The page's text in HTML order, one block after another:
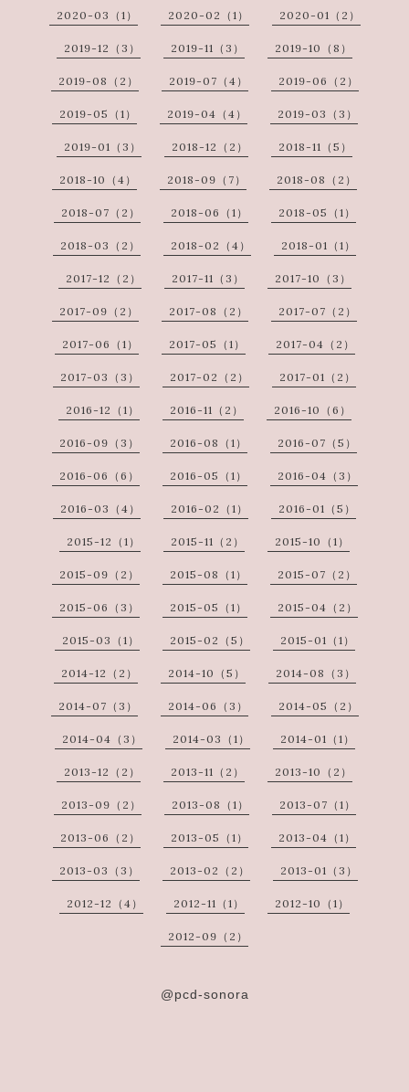
2020-03（1） 2020-02（1） 2020-01（2）
2019-12（3） 2019-11（3） 2019-10（8）
2019-08（2） 2019-07（4） 2019-06（2）
2019-05（1） 2019-04（4） 2019-03（3）
2019-01（3） 2018-12（2） 2018-11（5）
2018-10（4） 2018-09（7） 2018-08（2）
2018-07（2） 2018-06（1） 2018-05（1）
2018-03（2） 2018-02（4） 2018-01（1）
2017-12（2） 2017-11（3） 2017-10（3）
2017-09（2） 2017-08（2） 2017-07（2）
2017-06（1） 2017-05（1） 2017-04（2）
2017-03（3） 2017-02（2） 2017-01（2）
2016-12（1） 2016-11（2） 2016-10（6）
2016-09（3） 2016-08（1） 2016-07（5）
2016-06（6） 2016-05（1） 2016-04（3）
2016-03（4） 2016-02（1） 2016-01（5）
2015-12（1） 2015-11（2） 2015-10（1）
2015-09（2） 2015-08（1） 2015-07（2）
2015-06（3） 2015-05（1） 2015-04（2）
2015-03（1） 2015-02（5） 2015-01（1）
2014-12（2） 2014-10（5） 2014-08（3）
2014-07（3） 2014-06（3） 2014-05（2）
2014-04（3） 2014-03（1） 2014-01（1）
2013-12（2） 2013-11（2） 2013-10（2）
2013-09（2） 2013-08（1） 2013-07（1）
2013-06（2） 2013-05（1） 2013-04（1）
2013-03（3） 2013-02（2） 2013-01（3）
2012-12（4） 2012-11（1） 2012-10（1）
2012-09（2）
@pcd-sonora